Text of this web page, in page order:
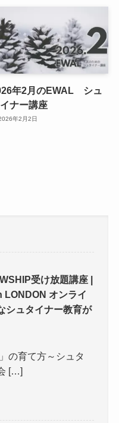
年2月のEWAL シュ
ナー講座
年2月2日
受け放題講座 |
オンライ
シュタイナー教育が
の育て方～シュタ
[…]